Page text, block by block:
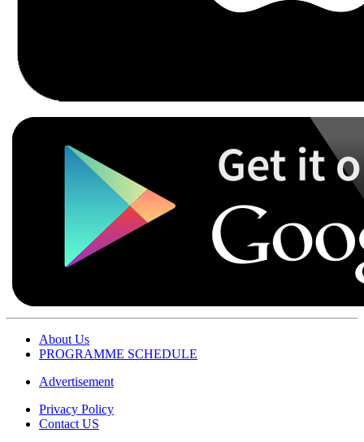
About Us
PROGRAMME SCHEDULE
Advertisement
Privacy Policy
Contact US